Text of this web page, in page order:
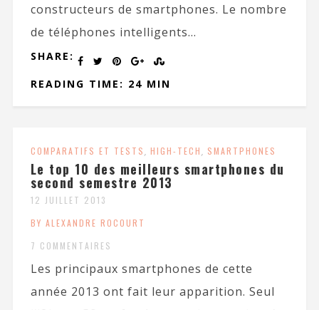
constructeurs de smartphones. Le nombre
de téléphones intelligents...
SHARE:
READING TIME: 24 MIN
COMPARATIFS ET TESTS, HIGH-TECH, SMARTPHONES
Le top 10 des meilleurs smartphones du
second semestre 2013
12 JUILLET 2013
BY ALEXANDRE ROCOURT
7 COMMENTAIRES
Les principaux smartphones de cette
année 2013 ont fait leur apparition. Seul